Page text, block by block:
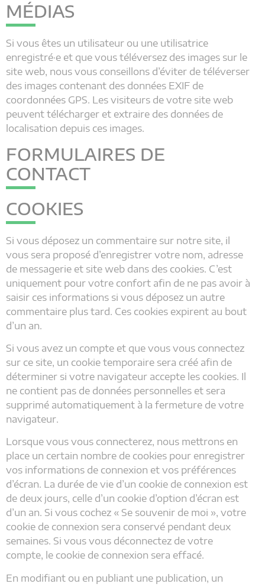
MÉDIAS
Si vous êtes un utilisateur ou une utilisatrice
enregistré·e et que vous téléversez des images sur le
site web, nous vous conseillons d’éviter de téléverser
des images contenant des données EXIF de
coordonnées GPS. Les visiteurs de votre site web
peuvent télécharger et extraire des données de
localisation depuis ces images.
FORMULAIRES DE
CONTACT
COOKIES
Si vous déposez un commentaire sur notre site, il
vous sera proposé d’enregistrer votre nom, adresse
de messagerie et site web dans des cookies. C’est
uniquement pour votre confort afin de ne pas avoir à
saisir ces informations si vous déposez un autre
commentaire plus tard. Ces cookies expirent au bout
d’un an.
Si vous avez un compte et que vous vous connectez
sur ce site, un cookie temporaire sera créé afin de
déterminer si votre navigateur accepte les cookies. Il
ne contient pas de données personnelles et sera
supprimé automatiquement à la fermeture de votre
navigateur.
Lorsque vous vous connecterez, nous mettrons en
place un certain nombre de cookies pour enregistrer
vos informations de connexion et vos préférences
d’écran. La durée de vie d’un cookie de connexion est
de deux jours, celle d’un cookie d’option d’écran est
d’un an. Si vous cochez « Se souvenir de moi », votre
cookie de connexion sera conservé pendant deux
semaines. Si vous vous déconnectez de votre
compte, le cookie de connexion sera effacé.
En modifiant ou en publiant une publication, un